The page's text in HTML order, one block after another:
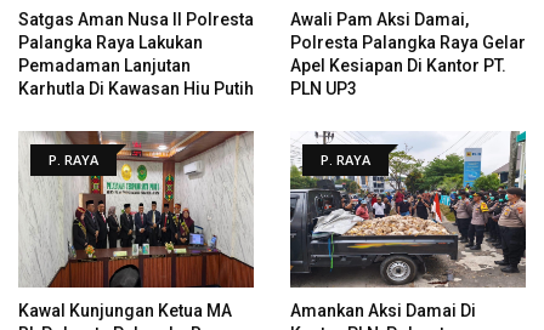
Satgas Aman Nusa II Polresta
Palangka Raya Lakukan
Pemadaman Lanjutan
Karhutla Di Kawasan Hiu Putih
Awali Pam Aksi Damai,
Polresta Palangka Raya Gelar
Apel Kesiapan Di Kantor PT.
PLN UP3
P. RAYA
Kawal Kunjungan Ketua MA
P. RAYA
Amankan Aksi Damai Di